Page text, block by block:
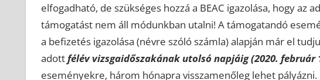
elfogadható, de szükséges hozzá a BEAC igazolása, hogy az
támogatást nem áll módunkban utalni! A támogatandó
a befizetés igazolása (névre szóló számla) alapján már el
adottfélév vizsgaidőszakának utolsó napjáig (2020. február
eseményekre, három hónapra visszamenőleg lehet pályázni.